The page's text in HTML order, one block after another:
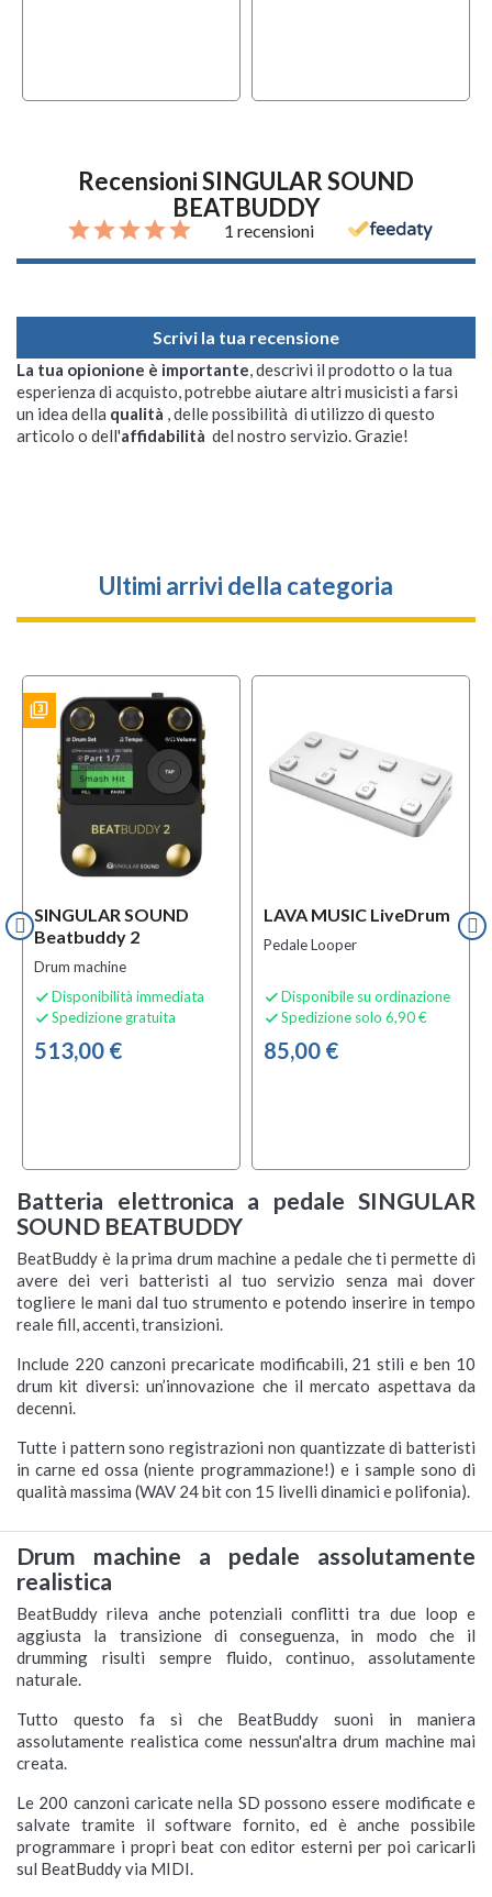
Recensioni SINGULAR SOUND
BEATBUDDY
1 recensioni
Scrivi la tua recensione
La tua opionione è importante, descrivi il prodotto o la tua
esperienza di acquisto, potrebbe aiutare altri musicisti a farsi
un idea della qualità , delle possibilità di utilizzo di questo
articolo o dell'affidabilità del nostro servizio. Grazie!
Ultimi arrivi della categoria
SINGULAR SOUND
Beatbuddy 2
Drum machine
 Disponibilità immediata
 Spedizione gratuita
513,00 €
filter_3
LAVA MUSIC LiveDrum
Pedale Looper
 Disponibile su ordinazione
 Spedizione solo 6,90 €
85,00 €
Batteria elettronica a pedale SINGULAR
SOUND BEATBUDDY
BeatBuddy è la prima drum machine a pedale che ti permette di
avere dei veri batteristi al tuo servizio senza mai dover
togliere le mani dal tuo strumento e potendo inserire in tempo
reale fill, accenti, transizioni.
Include 220 canzoni precaricate modificabili, 21 stili e ben 10
drum kit diversi: un’innovazione che il mercato aspettava da
decenni.
Tutte i pattern sono registrazioni non quantizzate di batteristi
in carne ed ossa (niente programmazione!) e i sample sono di
qualità massima (WAV 24 bit con 15 livelli dinamici e polifonia).
Drum machine a pedale assolutamente
realistica
BeatBuddy rileva anche potenziali conflitti tra due loop e
aggiusta la transizione di conseguenza, in modo che il
drumming risulti sempre fluido, continuo, assolutamente
naturale.
Tutto questo fa sì che BeatBuddy suoni in maniera
assolutamente realistica come nessun'altra drum machine mai
creata.
Le 200 canzoni caricate nella SD possono essere modificate e
salvate tramite il software fornito, ed è anche possibile
programmare i propri beat con editor esterni per poi caricarli
sul BeatBuddy via MIDI.